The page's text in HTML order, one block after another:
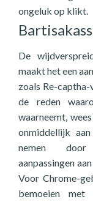
ongeluk op klikt.
De
maakt het een
zoals Re-
de reden
waarneemt,
onmiddellijk
nemen door
aanpassingen
Voor Chrome-
bemoeien met